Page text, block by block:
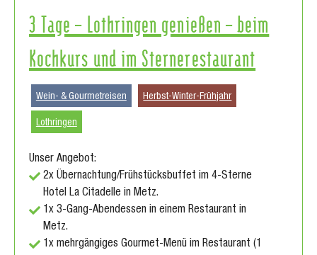
3 Tage – Lothringen genießen – beim
Kochkurs und im Sternerestaurant
Wein- & Gourmetreisen Herbst-Winter-Frühjahr
Lothringen
Unser Angebot:
2x Übernachtung/Frühstücksbuffet im 4-Sterne
Hotel La Citadelle in Metz.
1x 3-Gang-Abendessen in einem Restaurant in
Metz.
1x mehrgängiges Gourmet-Menü im Restaurant (1